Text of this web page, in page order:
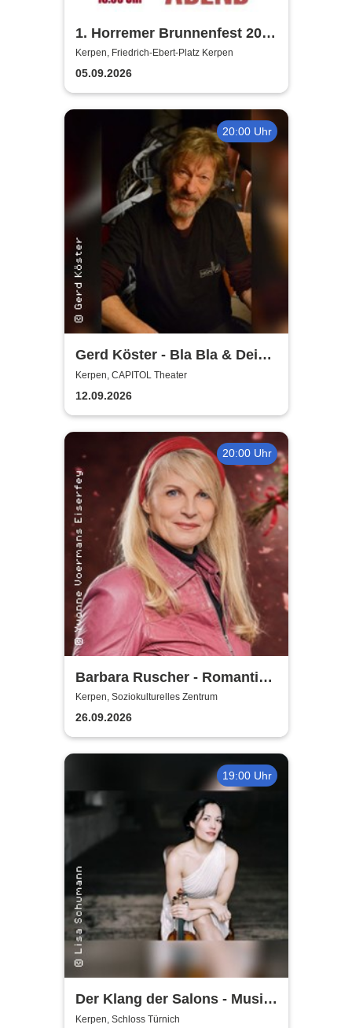
1. Horremer Brunnenfest 2026
- Klüngelköpp, Druckluft,
Planschemalöör, Paveier
Kerpen, Friedrich-Ebert-Platz Kerpen
05.09.2026
20:00 Uhr
Gerd Köster - Bla Bla & Dei
Dei
Kerpen, CAPITOL Theater
12.09.2026
20:00 Uhr
Barbara Ruscher - Romantik,
aber zack, zack!
Kerpen, Soziokulturelles Zentrum
26.09.2026
19:00 Uhr
Der Klang der Salons - Musik
und Gesellschaft bei Marcel
Kerpen, Schloss Türnich